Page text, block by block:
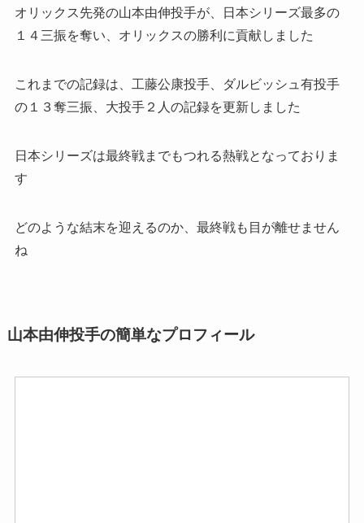
オリックス先発の山本由伸投手が、日本シリーズ最多の
１４三振を奪い、オリックスの勝利に貢献しました
これまでの記録は、工藤公康投手、ダルビッシュ有投手
の１３奪三振、大投手２人の記録を更新しました
日本シリーズは最終戦までもつれる熱戦となっておりま
す
どのような結末を迎えるのか、最終戦も目が離せません
ね
山本由伸投手の簡単なプロフィール